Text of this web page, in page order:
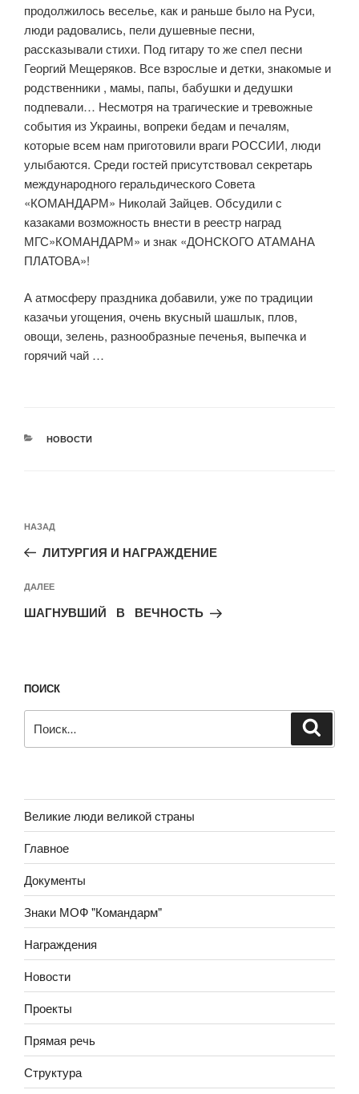
продолжилось веселье, как и раньше было на Руси,
люди радовались, пели душевные песни,
рассказывали стихи. Под гитару то же спел песни
Георгий Мещеряков. Все взрослые и детки, знакомые и
родственники , мамы, папы, бабушки и дедушки
подпевали… Несмотря на трагические и тревожные
события из Украины, вопреки бедам и печалям,
которые всем нам приготовили враги РОССИИ, люди
улыбаются. Среди гостей присутствовал секретарь
международного геральдического Совета
«КОМАНДАРМ» Николай Зайцев. Обсудили с
казаками возможность внести в реестр наград
МГС»КОМАНДАРМ» и знак «ДОНСКОГО АТАМАНА
ПЛАТОВА»!
А атмосферу праздника добавили, уже по традиции
казачьи угощения, очень вкусный шашлык, плов,
овощи, зелень, разнообразные печенья, выпечка и
горячий чай …
РУБРИКИ
НОВОСТИ
по
записям
Предыдущая
запись:
НАЗАД
ЛИТУРГИЯ И НАГРАЖДЕНИЕ
Следующая
запись
ДАЛЕЕ
ШАГНУВШИЙ В ВЕЧНОСТЬ
ПОИСК
Великие люди великой страны
Главное
Документы
Знаки МОФ "Командарм"
Награждения
Новости
Проекты
Прямая речь
Структура